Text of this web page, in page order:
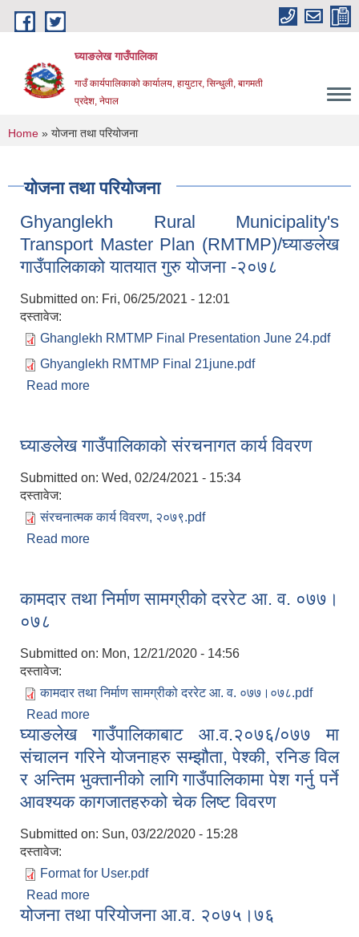
Skip to main content
घ्याङलेख गाउँपालिका
गाउँ कार्यपालिकाको कार्यालय, हायुटार, सिन्धुली, बागमती
प्रदेश, नेपाल
You are here
Home » योजना तथा परियोजना
योजना तथा परियोजना
Ghyanglekh Rural Municipality's
Transport Master Plan (RMTMP)/घ्याङलेख
गाउँपालिकाको यातयात गुरु योजना -२०७८
Submitted on: Fri, 06/25/2021 - 12:01
दस्तावेज:
Ghanglekh RMTMP Final Presentation June 24.pdf
Ghyanglekh RMTMP Final 21june.pdf
Read more
घ्याङलेख गाउँपालिकाको संरचनागत कार्य विवरण
Submitted on: Wed, 02/24/2021 - 15:34
दस्तावेज:
संरचनात्मक कार्य विवरण, २०७९.pdf
Read more
कामदार तथा निर्माण सामग्रीको दररेट आ. व. ०७७।
०७८
Submitted on: Mon, 12/21/2020 - 14:56
दस्तावेज:
कामदार तथा निर्माण सामग्रीको दररेट आ. व. ०७७।०७८.pdf
Read more
०७८
घ्याङलेख गाउँपालिकाबाट आ.व.२०७६/०७७ मा
संचालन गरिने योजनाहरु सम्झौता, पेश्की, रनिङ विल
र अन्तिम भुक्तानीको लागि गाउँपालिकामा पेश गर्नु पर्ने
आवश्यक कागजातहरुको चेक लिष्ट विवरण
Submitted on: Sun, 03/22/2020 - 15:28
दस्तावेज:
Format for User.pdf
Read more
संचालन गरिने योजनाहरु सम्झौता, पेश्की, रनिङ विल र
योजना तथा परियोजना आ.व. २०७५।७६